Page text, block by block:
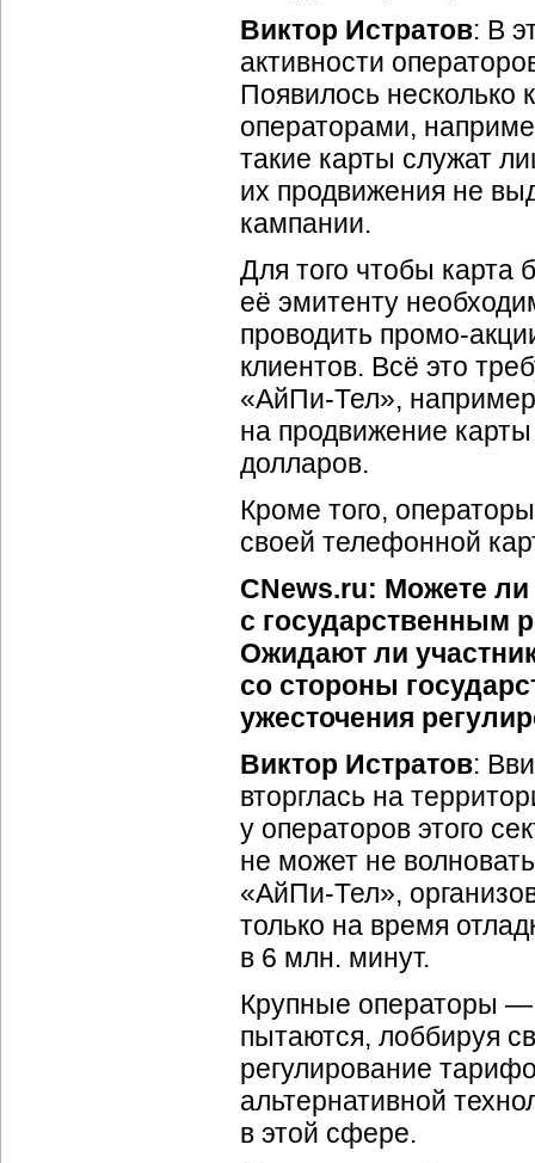
Виктор Истратов: В
активности
Появилось несколько
операторами,
такие карты служат
их продвижения не
кампании.
Для того чтобы карта
её эмитенту
проводить промо-
клиентов. Всё это
«АйПи-Тел»,
на продвижение
долларов.
Кроме того,
своей телефонной
CNews.ru: Можете
с государственным
Ожидают ли
со стороны
ужесточения
Виктор Истратов:
вторглась на
у операторов этого
не может не
«АйПи-Тел»,
только на время
в 6 млн. минут.
Крупные операторы
пытаются, лоббируя
регулирование
альтернативной
в этой сфере.